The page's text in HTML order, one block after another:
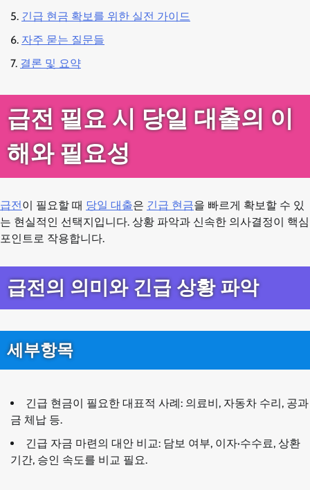
긴급 현금 확보를 위한 실전 가이드
자주 묻는 질문들
결론 및 요약
급전 필요 시 당일 대출의 이
해와 필요성
급전이 필요할 때 당일 대출은 긴급 현금을 빠르게 확보할 수 있
는 현실적인 선택지입니다. 상황 파악과 신속한 의사결정이 핵심
포인트로 작용합니다.
급전의 의미와 긴급 상황 파악
세부항목
긴급 현금이 필요한 대표적 사례: 의료비, 자동차 수리, 공과
금 체납 등.
긴급 자금 마련의 대안 비교: 담보 여부, 이자·수수료, 상환
기간, 승인 속도를 비교 필요.